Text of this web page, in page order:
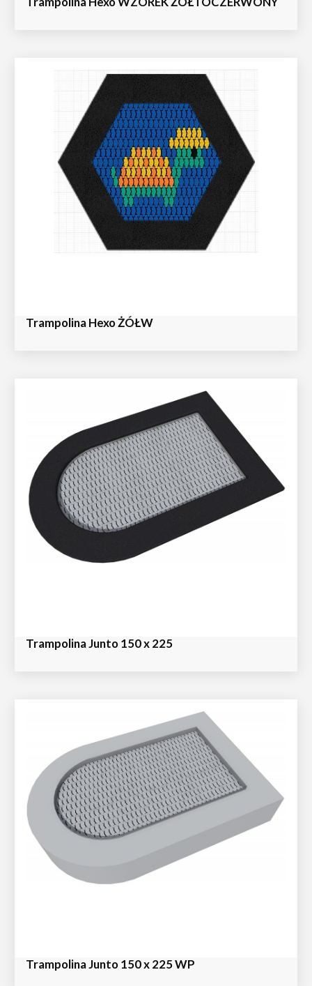
Trampolina Hexo ŻÓŁW
Trampolina Junto 150 x 225
Trampolina Junto 150 x 225 WP